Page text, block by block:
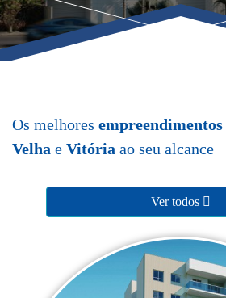
Os melhores empreendimentos
Velha e Vitória ao seu alcance
Ver todos